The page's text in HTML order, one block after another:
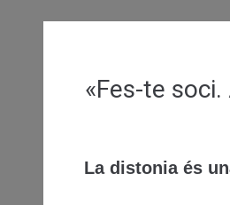
«Fes-te
La distonia és